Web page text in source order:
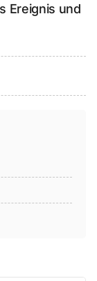
Ereignis und